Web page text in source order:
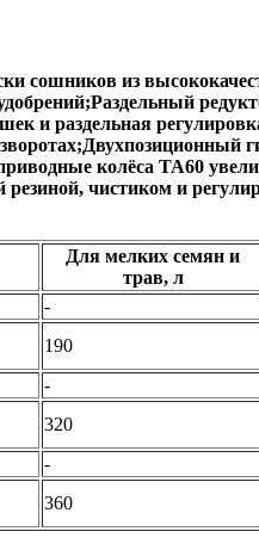
сошников из
и раздельная
колёса TA60
чистиком и
Для мелких семян и
трав, л
-
190
-
320
-
360